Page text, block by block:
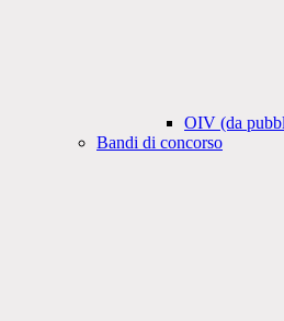
OIV (da
Bandi di concorso